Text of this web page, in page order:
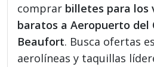
comprar billetes para los
baratos a Aeropuerto del
Beaufort. Busca ofertas
aerolíneas y taquillas